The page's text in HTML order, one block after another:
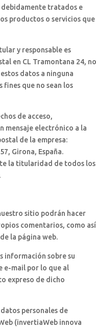
debidamente tratados e
productos o servicios que
y responsable es
en CL Tramontana 24, no
datos a ninguna
que no sean los
de acceso,
mensaje electrónico a la
de la empresa:
Girona, España.
la titularidad de todos los
sitio podrán hacer
comentarios, como así
la página web.
información sobre su
e-mail por lo que al
expreso de dicho
personales de
(invertiaWeb innova